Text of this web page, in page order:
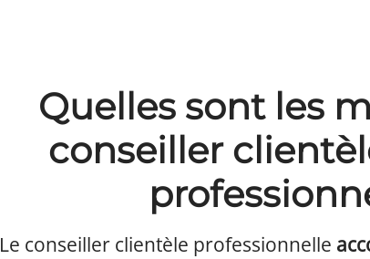
Quelles sont les
conseiller
Le conseiller clientèle professionnelle